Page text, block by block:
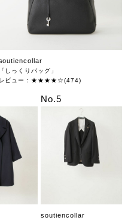
「しっくりバッグ」
レビュー：★★★★☆(474)
No.5
soutiencollar